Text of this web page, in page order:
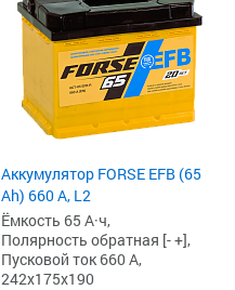
Аккумулятор FORSE EFB (65
Ah) 660 А, L2
Ёмкость 65 А·ч,
Полярность обратная [- +],
Пусковой ток 660 А,
242x175x190